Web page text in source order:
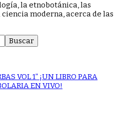
la etnobotánica, las
moderna, acerca de las
VOL 1” ¡UN LIBRO PARA
EN VIVO!